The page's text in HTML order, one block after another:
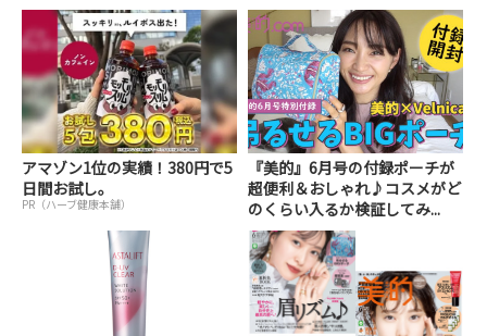
アマゾン1位の実績！380円で5
日間お試し。
PR（ハーブ健康本舗）
『美的』6月号の付録ポーチが
超便利＆おしゃれ♪コスメがど
のくらい入るか検証してみ...